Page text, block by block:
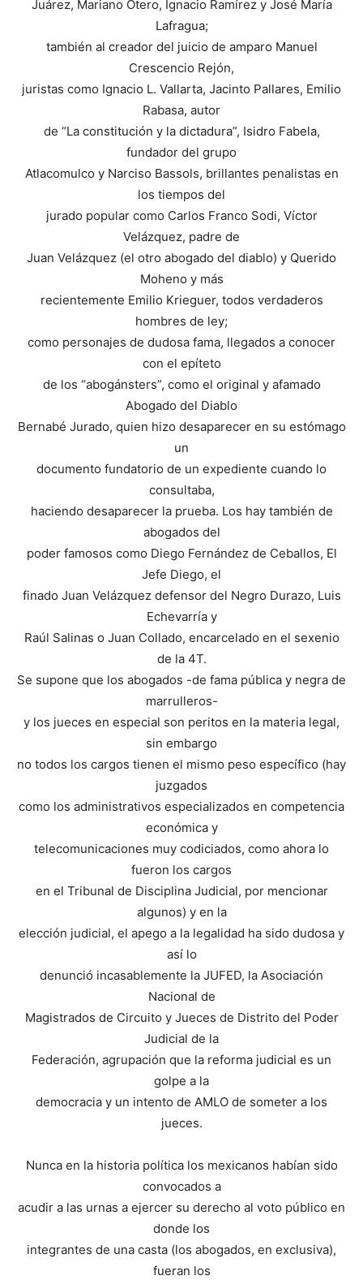
Juárez, Mariano Otero, Ignacio Ramírez y José María
Lafragua;
también al creador del juicio de amparo Manuel
Crescencio Rejón,
juristas como Ignacio L. Vallarta, Jacinto Pallares, Emilio
Rabasa, autor
de “La constitución y la dictadura”, Isidro Fabela,
fundador del grupo
Atlacomulco y Narciso Bassols, brillantes penalistas en
los tiempos del
jurado popular como Carlos Franco Sodi, Víctor
Velázquez, padre de
Juan Velázquez (el otro abogado del diablo) y Querido
Moheno y más
recientemente Emilio Krieguer, todos verdaderos
hombres de ley;
como personajes de dudosa fama, llegados a conocer
con el epíteto
de los “abogánsters”, como el original y afamado
Abogado del Diablo
Bernabé Jurado, quien hizo desaparecer en su estómago
un
documento fundatorio de un expediente cuando lo
consultaba,
haciendo desaparecer la prueba. Los hay también de
abogados del
poder famosos como Diego Fernández de Ceballos, El
Jefe Diego, el
finado Juan Velázquez defensor del Negro Durazo, Luis
Echevarría y
Raúl Salinas o Juan Collado, encarcelado en el sexenio
de la 4T.
Se supone que los abogados -de fama pública y negra de
marrulleros-
y los jueces en especial son peritos en la materia legal,
sin embargo
no todos los cargos tienen el mismo peso específico (hay
juzgados
como los administrativos especializados en competencia
económica y
telecomunicaciones muy codiciados, como ahora lo
fueron los cargos
en el Tribunal de Disciplina Judicial, por mencionar
algunos) y en la
elección judicial, el apego a la legalidad ha sido dudosa y
así lo
denunció incasablemente la JUFED, la Asociación
Nacional de
Magistrados de Circuito y Jueces de Distrito del Poder
Judicial de la
Federación, agrupación que la reforma judicial es un
golpe a la
democracia y un intento de AMLO de someter a los
jueces.
Nunca en la historia política los mexicanos habían sido
convocados a
acudir a las urnas a ejercer su derecho al voto público en
donde los
integrantes de una casta (los abogados, en exclusiva),
fueran los